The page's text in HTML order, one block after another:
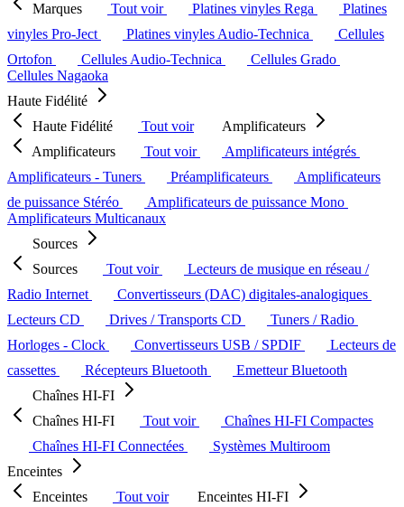
Marques
Tout voir Platines vinyles Rega
Platines
vinyles Pro-Ject
Platines vinyles Audio-Technica
Cellules
Ortofon
Cellules Audio-Technica
Cellules Grado
Cellules Nagaoka
Haute Fidélité
Haute Fidélité
Tout voir
Amplificateurs
Amplificateurs
Tout voir
Amplificateurs intégrés
Amplificateurs - Tuners
Préamplificateurs
Amplificateurs
de puissance Stéréo
Amplificateurs de puissance Mono
Amplificateurs Multicanaux
Sources
Sources
Tout voir
Lecteurs de musique en réseau /
Radio Internet
Convertisseurs (DAC) digitales-analogiques
Lecteurs CD
Drives / Transports CD
Tuners / Radio
Horloges - Clock
Convertisseurs USB / SPDIF
Lecteurs de
cassettes
Récepteurs Bluetooth
Emetteur Bluetooth
Chaînes HI-FI
Chaînes HI-FI
Tout voir
Chaînes HI-FI Compactes
Chaînes HI-FI Connectées
Systèmes Multiroom
Enceintes
Enceintes
Tout voir
Enceintes HI-FI